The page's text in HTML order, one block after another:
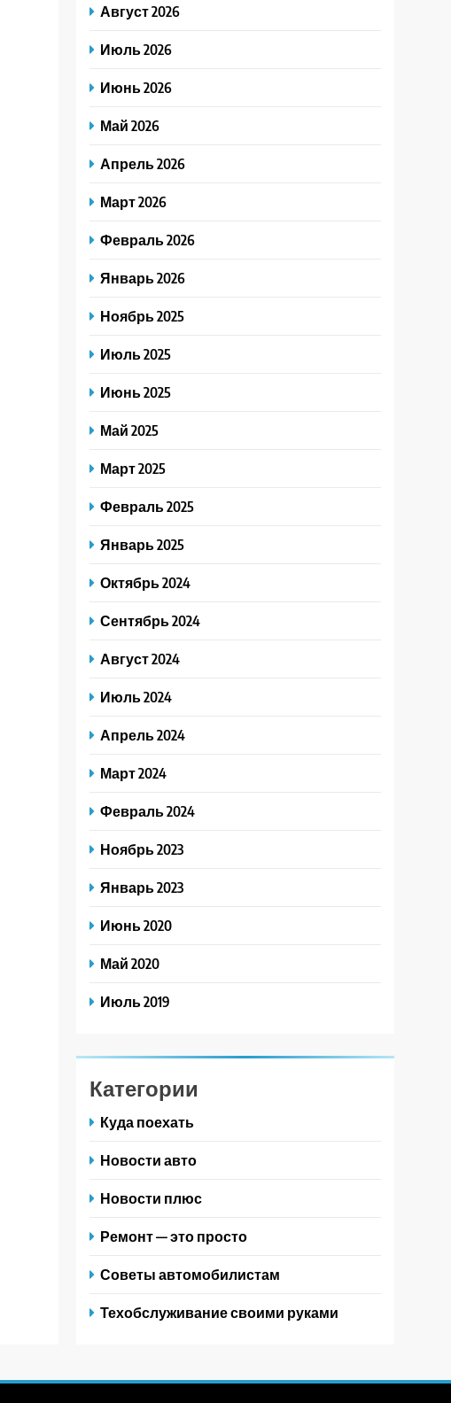
Август 2026
Июль 2026
Июнь 2026
Май 2026
Апрель 2026
Март 2026
Февраль 2026
Январь 2026
Ноябрь 2025
Июль 2025
Июнь 2025
Май 2025
Март 2025
Февраль 2025
Январь 2025
Октябрь 2024
Сентябрь 2024
Август 2024
Июль 2024
Апрель 2024
Март 2024
Февраль 2024
Ноябрь 2023
Январь 2023
Июнь 2020
Май 2020
Июль 2019
Категории
Куда поехать
Новости авто
Новости плюс
Ремонт — это просто
Советы автомобилистам
Техобслуживание своими руками